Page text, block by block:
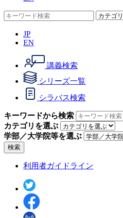
JP
EN
講義検索
シリーズ一覧
シラバス検索
キーワードから検索
カテゴリを選ぶ
学部／大学院等を選ぶ
検索
利用者ガイドライン